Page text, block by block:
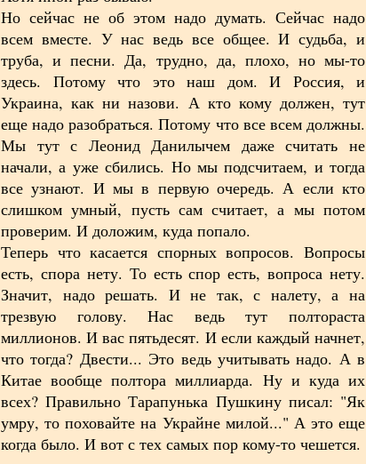
Но сейчас не об этом надо думать. Сейчас надо
всем вместе. У нас ведь все общее. И судьба, и
труба, и песни. Да, трудно, да, плохо, но мы-то
здесь. Потому что это наш дом. И Россия, и
Украина, как ни назови. А кто кому должен, тут
еще надо разобраться. Потому что все всем должны.
Мы тут с Леонид Данилычем даже считать не
начали, а уже сбились. Но мы подсчитаем, и тогда
все узнают. И мы в первую очередь. А если кто
слишком умный, пусть сам считает, а мы потом
проверим. И доложим, куда попало.
Теперь что касается спорных вопросов. Вопросы
есть, спора нету. То есть спор есть, вопроса нету.
Значит, надо решать. И не так, с налету, а на
трезвую голову. Нас ведь тут полтораста
миллионов. И вас пятьдесят. И если каждый начнет,
что тогда? Двести... Это ведь учитывать надо. А в
Китае вообще полтора миллиарда. Ну и куда их
всех? Правильно Тарапунька Пушкину писал: "Як
умру, то поховайте на Украйне милой..." А это еще
когда было. И вот с тех самых пор кому-то чешется.